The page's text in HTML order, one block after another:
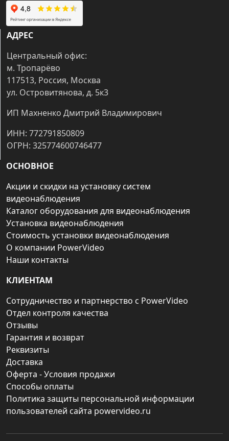
АДРЕС
Центральный офис:
м. Тропарёво
117513, Россия, Москва
ул. Островитянова, д. 5к3
ИП Махненко Дмитрий Владимирович
ИНН: 772791850809
ОГРН: 325774600746477
ОСНОВНОЕ
Акции и скидки на установку систем
видеонаблюдения
Каталог оборудования для видеонаблюдения
Установка видеонаблюдения
Стоимость установки видеонаблюдения
О компании PowerVideo
Наши контакты
КЛИЕНТАМ
Сотрудничество и партнерство с PowerVideo
Отдел контроля качества
Отзывы
Гарантия и возврат
Реквизиты
Доставка
Оферта - Условия продажи
Способы оплаты
Политика защиты персональной информации
пользователей сайта powervideo.ru